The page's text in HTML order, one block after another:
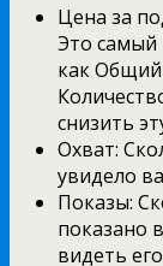
Цена за
Это самый
как
снизить
Охват:
увидело
Показы:
показано
видеть